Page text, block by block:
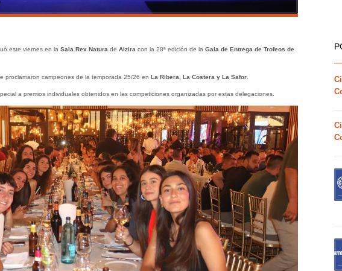
este viernes en la Sala Rex Natura de Alzira con la 28ª edición de la Gala de Entrega de Trofeos de
proclamaron campeones de la temporada 25/26 en La Ribera, La Costera y La Safor.
a premios individuales obtenidos en las competiciones organizadas por estas delegaciones.